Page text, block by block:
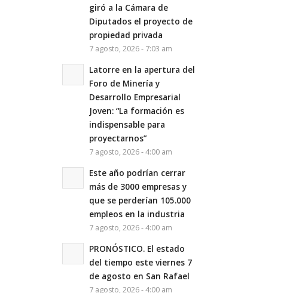
giró a la Cámara de
Diputados el proyecto de
propiedad privada
7 agosto, 2026 - 7:03 am
Latorre en la apertura del
Foro de Minería y
Desarrollo Empresarial
Joven: “La formación es
indispensable para
proyectarnos”
7 agosto, 2026 - 4:00 am
Este año podrían cerrar
más de 3000 empresas y
que se perderían 105.000
empleos en la industria
7 agosto, 2026 - 4:00 am
PRONÓSTICO. El estado
del tiempo este viernes 7
de agosto en San Rafael
7 agosto, 2026 - 4:00 am